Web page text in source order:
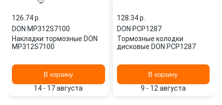
126.74 p.
DON·MP312S7100
Накладки тормозные DON
MP312S7100
В корзину
14 - 17 августа
128.34 p.
DON·PCP1287
Тормозные колодки
дисковые DON PCP1287
В корзину
9 - 12 августа